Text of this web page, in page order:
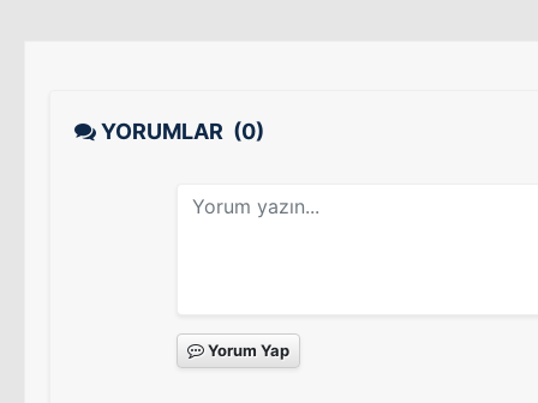
YORUMLAR (0)
Yorum Yap